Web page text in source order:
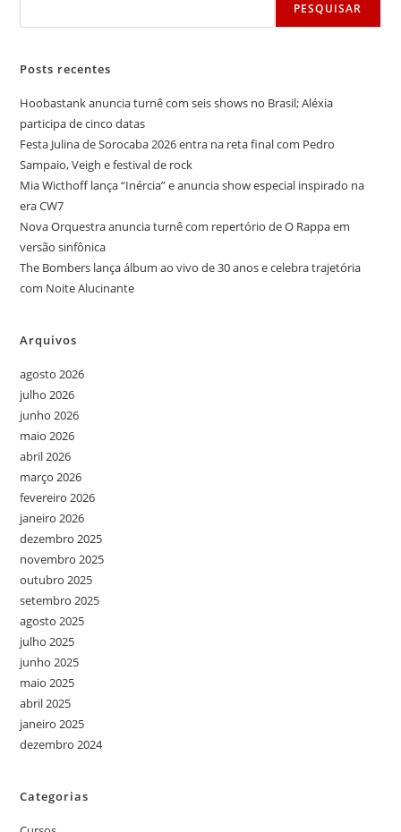
PESQUISAR
Posts recentes
Hoobastank anuncia turnê com seis shows no Brasil; Aléxia
participa de cinco datas
Festa Julina de Sorocaba 2026 entra na reta final com Pedro
Sampaio, Veigh e festival de rock
Mia Wicthoff lança “Inércia” e anuncia show especial inspirado na
era CW7
Nova Orquestra anuncia turnê com repertório de O Rappa em
versão sinfônica
The Bombers lança álbum ao vivo de 30 anos e celebra trajetória
com Noite Alucinante
Arquivos
agosto 2026
julho 2026
junho 2026
maio 2026
abril 2026
março 2026
fevereiro 2026
janeiro 2026
dezembro 2025
novembro 2025
outubro 2025
setembro 2025
agosto 2025
julho 2025
junho 2025
maio 2025
abril 2025
janeiro 2025
dezembro 2024
Categorias